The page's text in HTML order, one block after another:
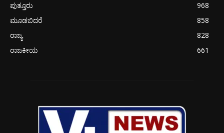
ಪುತ್ತೂರು
968
ಮೂಡಬಿದರೆ
858
ರಾಜ್ಯ
828
ರಾಜಕೀಯ
661